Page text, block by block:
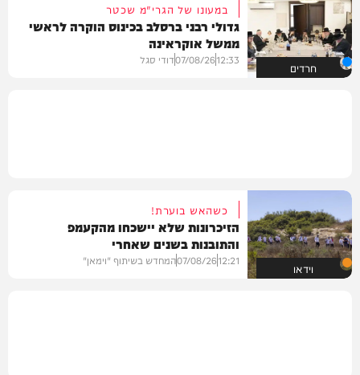
חרדים
במעונו של הגרי"מ שכטר
גדולי רבני ברסלב בכינוס הוקרה לראשי
ממשל אוקראינה
12:33
07/08/26דודי סגל
וידאו
כשהאש בוערת!
הזיכרונות שלא יישכחו מהקעמפ
והתובנות בשנים שאחרי
12:21
07/08/26המחדש בשיתוף "וימאן"